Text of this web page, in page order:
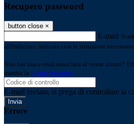
Recupero password
button close ×
E-mail
all'indirizzo indicato con le istruzioni
Non hai una e-mail associata al nome utente?
tramite la Login Spaggiari
E-mail inviata, si prega di controllare la
Errore